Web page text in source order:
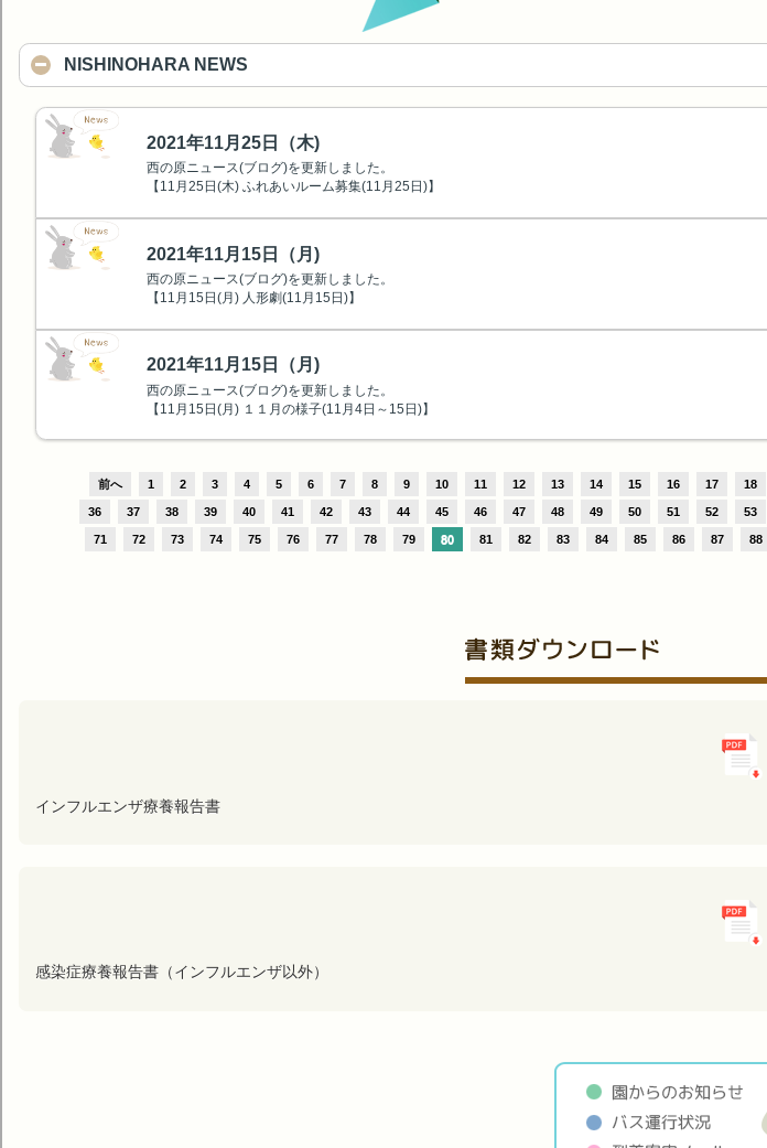
NISHINOHARA NEWS
2021年11月25日（木)
西の原ニュース(ブログ)を更新しました。
【11月25日(木) ふれあいルーム募集(11月25日)】
2021年11月15日（月)
西の原ニュース(ブログ)を更新しました。
【11月15日(月) 人形劇(11月15日)】
2021年11月15日（月)
西の原ニュース(ブログ)を更新しました。
【11月15日(月) １１月の様子(11月4日～15日)】
前へ 1 2 3 4 5 6 7 8 9 10 11 12 13 14 15 16 17 18
36 37 38 39 40 41 42 43 44 45 46 47 48 49 50 51 52 53
71 72 73 74 75 76 77 78 79 80 81 82 83 84 85 86 87 88
インフルエンザ療養報告書
感染症療養報告書（インフルエンザ以外）